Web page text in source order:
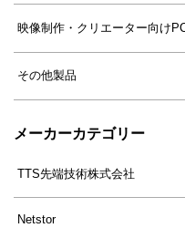
映像制作・クリエーター向け
その他製品
メーカーカテゴリー
TTS先端技術株式会社
Netstor